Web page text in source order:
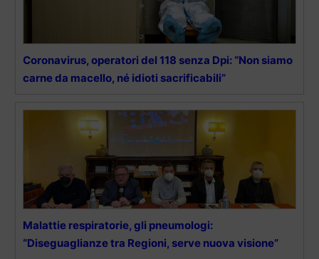
Coronavirus, operatori del 118 senza Dpi: “Non siamo
carne da macello, né idioti sacrificabili”
Malattie respiratorie, gli pneumologi:
“Diseguaglianze tra Regioni, serve nuova visione”